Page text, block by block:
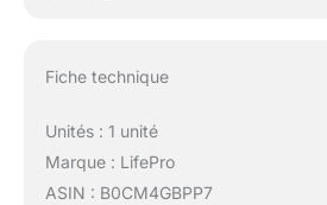
Fiche technique
Unités : 1 unité
Marque : LifePro
ASIN : B0CM4GBPP7